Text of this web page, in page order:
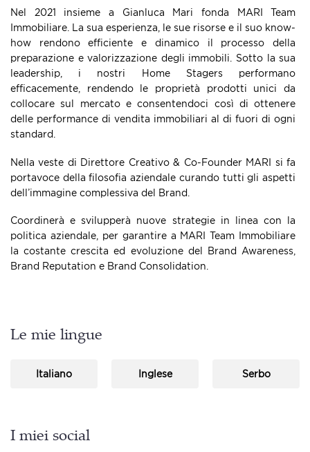
Nel 2021 insieme a Gianluca Mari fonda MARI Team
Immobiliare. La sua esperienza, le sue risorse e il suo know-
how rendono efficiente e dinamico il processo della
preparazione e valorizzazione degli immobili. Sotto la sua
leadership, i nostri Home Stagers performano
efficacemente, rendendo le proprietà prodotti unici da
collocare sul mercato e consentendoci così di ottenere
delle performance di vendita immobiliari al di fuori di ogni
standard.
Nella veste di Direttore Creativo & Co-Founder MARI si fa
portavoce della filosofia aziendale curando tutti gli aspetti
dell’immagine complessiva del Brand.
Coordinerà e svilupperà nuove strategie in linea con la
politica aziendale, per garantire a MARI Team Immobiliare
la costante crescita ed evoluzione del Brand Awareness,
Brand Reputation e Brand Consolidation.
Le mie lingue
Italiano Inglese Serbo
I miei social